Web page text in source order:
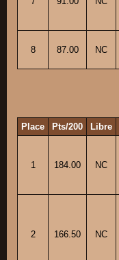
8 87.00 NC
Place Pts/200 Libre
1 184.00 NC
2 166.50 NC